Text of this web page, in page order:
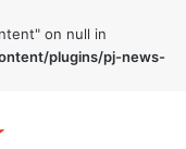
on null in
plugins/pj-news-